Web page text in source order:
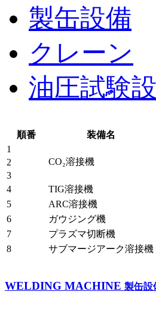
製缶設備
クレーン
油圧試験
順番
装備名
1
CO₂溶接機
2
3
4
TIG溶接機
5
ARC溶接機
6
ガウジング機
7
プラズマ切断機
8
サブマージアーク溶接機
WELDING MACHINE 製缶設